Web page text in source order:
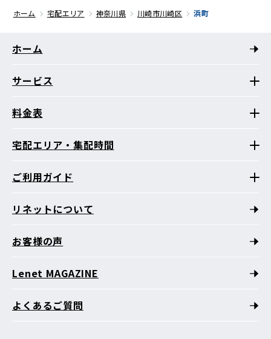
ホーム 宅配エリア 神奈川県 川崎市川崎区 浜町
ホーム
サービス
料金表
宅配エリア・集配時間
ご利用ガイド
リネットについて
お客様の声
Lenet MAGAZINE
よくあるご質問